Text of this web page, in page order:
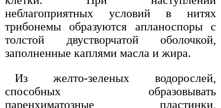
неблагоприятных условий в нитях
трибонемы образуются апланоспоры с
толстой двустворчатой оболочкой,
заполненные каплями масла и жира.
Из желто-зеленых водорослей,
способных образовывать
паренхиматозные пластинки,